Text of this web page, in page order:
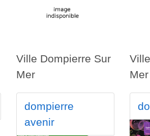
Ville Dompierre Sur
Mer
Mer
dompierre
avenir